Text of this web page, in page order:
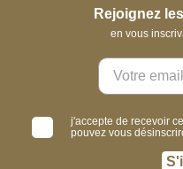
Rejoignez
en vous
j'accepte de recevoir
pouvez vous